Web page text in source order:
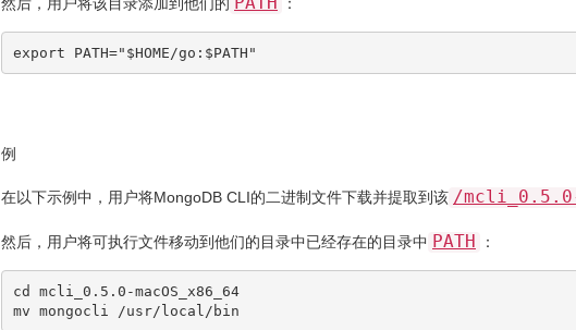
export PATH=" $HOME /go: $PATH "
例
在以下示例中，用户将MongoDB CLI的二进制文件下载并提取到该 /mcli_0.5.0-
然后，用户将可执行文件移动到他们的目录中已经存在的目录中 PATH ：
cd mcli_0.5.0-macOS_x86_64